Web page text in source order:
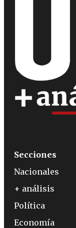
Secciones
Nacionales
+ análisis
Política
Economía